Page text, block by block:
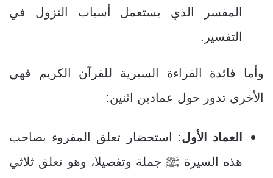
المفسر الذي يستعمل أسباب النزول في
التفسير.
وأما فائدة القراءة السيرية للقرآن الكريم فهي
الأخرى تدور حول عمادين اثنين:
العماد الأول: استحضار تعلق المقروء بصاحب
هذه السيرة ﷺ جملة وتفصيلا، وهو تعلق ثلاثي